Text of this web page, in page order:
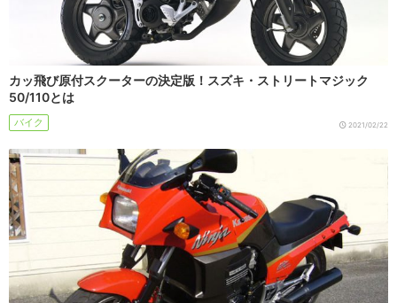
カッ飛び原付スクーターの決定版！スズキ・ストリートマジック
50/110とは
バイク 2021/02/22